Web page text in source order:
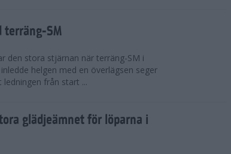
terräng-SM
den stora stjärnan när terräng-SM i
helgen med en överlägsen seger
från start ...
glädjeämnet för löparna i